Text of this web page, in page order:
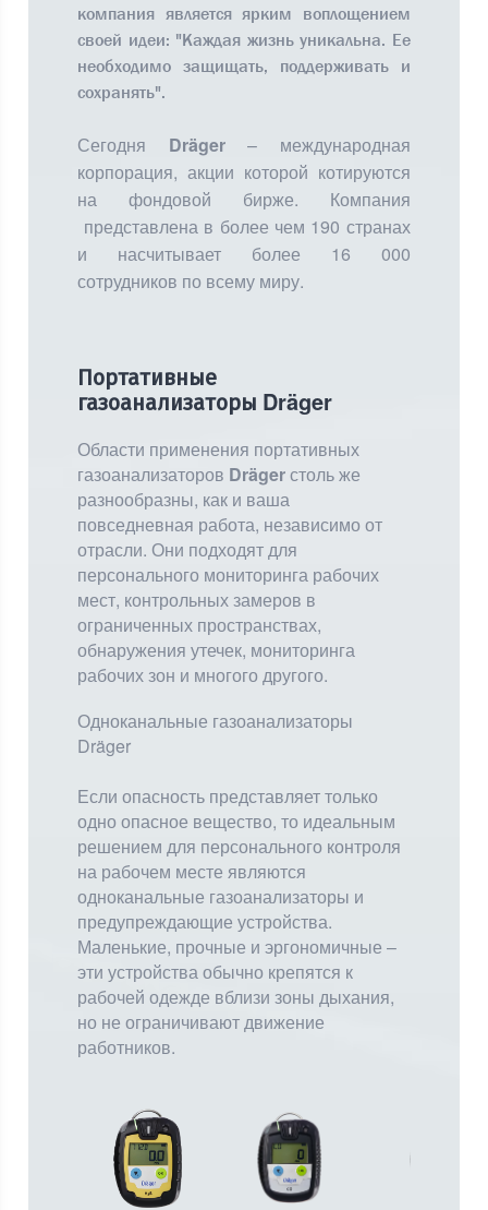
компания является ярким воплощением
своей идеи: "Каждая жизнь уникальна. Ее
необходимо защищать, поддерживать и
сохранять".
Сегодня Dräger– международная
корпорация, акции которой котируются
на фондовой бирже. Компания
представлена в более чем 190 странах
и насчитывает более 16 000
сотрудников по всему миру.
Портативные
газоанализаторы Dräger
Области применения портативных
газоанализаторов Drägerстоль же
разнообразны, как и ваша
повседневная работа, независимо от
отрасли. Они подходят для
персонального мониторинга рабочих
мест, контрольных замеров в
ограниченных пространствах,
обнаружения утечек, мониторинга
рабочих зон и многого другого.
Одноканальные газоанализаторы
Dräger
Если опасность представляет только
одно опасное вещество, то идеальным
решением для персонального контроля
на рабочем месте являются
одноканальные газоанализаторы и
предупреждающие устройства.
Маленькие, прочные и эргономичные –
эти устройства обычно крепятся к
рабочей одежде вблизи зоны дыхания,
но не ограничивают движение
работников.